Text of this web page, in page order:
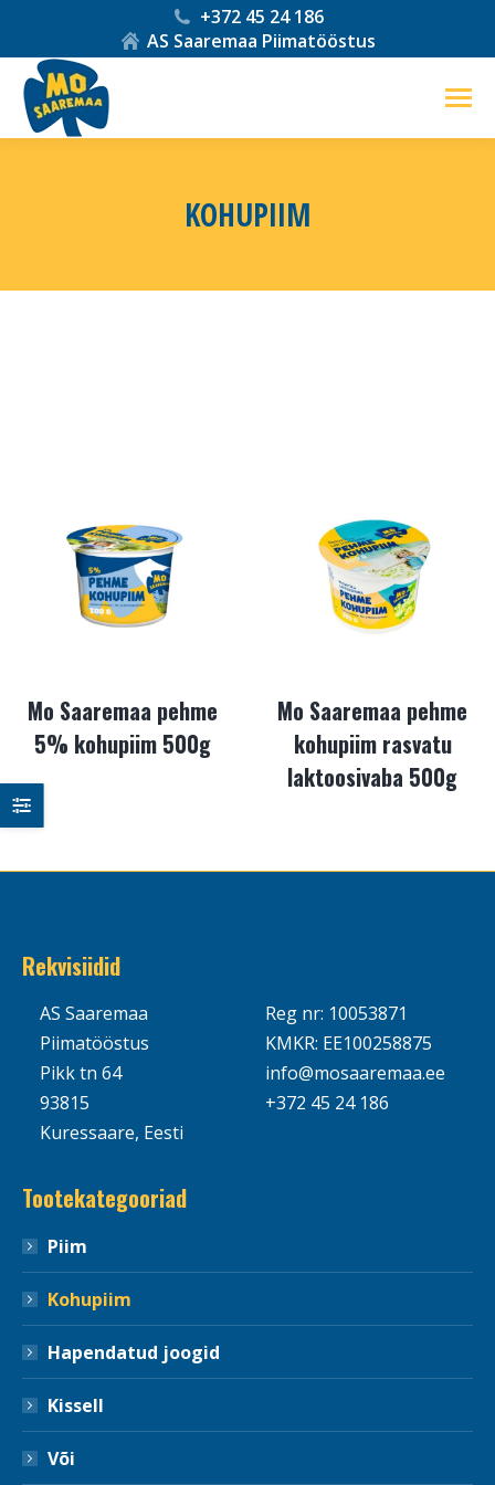
+372 45 24 186
AS Saaremaa Piimatööstus
KOHUPIIM
Mo Saaremaa pehme
5% kohupiim 500g
Mo Saaremaa pehme
kohupiim rasvatu
laktoosivaba 500g
Rekvisiidid
AS Saaremaa
Piimatööstus
Pikk tn 64
93815
Kuressaare, Eesti
Reg nr: 10053871
KMKR: EE100258875
info@mosaaremaa.ee
+372 45 24 186
Tootekategooriad
Piim
Kohupiim
Hapendatud joogid
Kissell
Või